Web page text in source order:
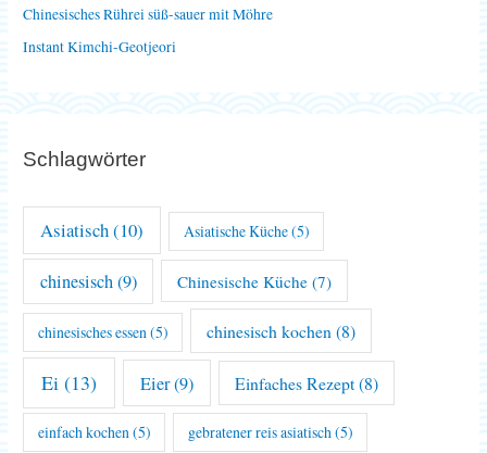
:Chinesisches Rührei süß-sauer mit Möhre
Instant Kimchi-Geotjeori
Schlagwörter
Asiatisch(10) Asiatische Küche(5)
chinesisch(9) Chinesische Küche (7)
chinesisches essen (5) chinesisch kochen (8)
Ei (13) Eier(9) Einfaches Rezept(8)
einfach kochen (5) gebratener reis asiatisch (5)